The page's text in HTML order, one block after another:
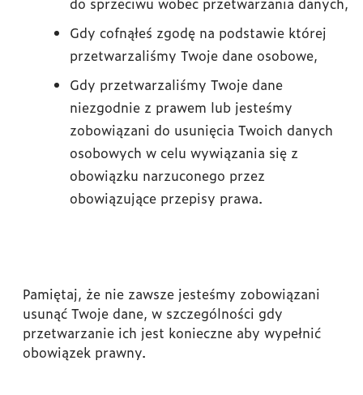
Gdy cofnąłeś zgodę na podstawie której
przetwarzaliśmy Twoje dane osobowe,
Gdy przetwarzaliśmy Twoje dane
niezgodnie z prawem lub jesteśmy
zobowiązani do usunięcia Twoich danych
osobowych w celu wywiązania się z
obowiązku narzuconego przez
obowiązujące przepisy prawa.
Pamiętaj, że nie zawsze jesteśmy zobowiązani
usunąć Twoje dane, w szczególności gdy
przetwarzanie ich jest konieczne aby wypełnić
obowiązek prawny.